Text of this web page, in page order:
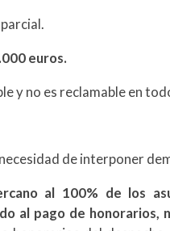
euros.
y no es reclamable en
de interponer
al 100% de los
al pago de honorarios,